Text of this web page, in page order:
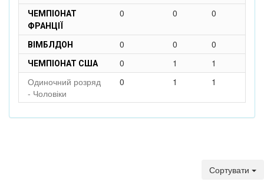
ЧЕМПІОНАТ
ФРАНЦІЇ
0 0 0
ВІМБЛДОН 0 0 0
ЧЕМПІОНАТ США 0 1
1
Одиночний розряд
- Чоловіки
0 1 1
Сортувати